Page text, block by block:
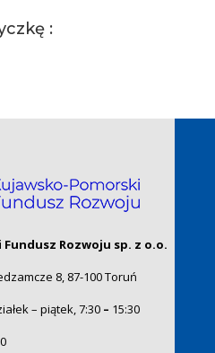
:
Fundusz Rozwoju sp. z o.o.
8, 87-100 Toruń
– piątek, 7:30– 15:30